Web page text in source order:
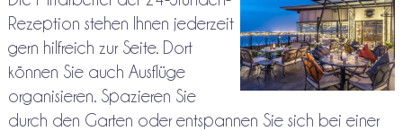
Rezeption stehen Ihnen jederzeit
gern hilfreich zur Seite. Dort
können Sie auch Ausflüge
organisieren. Spazieren Sie
durch den Garten oder entspannen Sie sich bei einer